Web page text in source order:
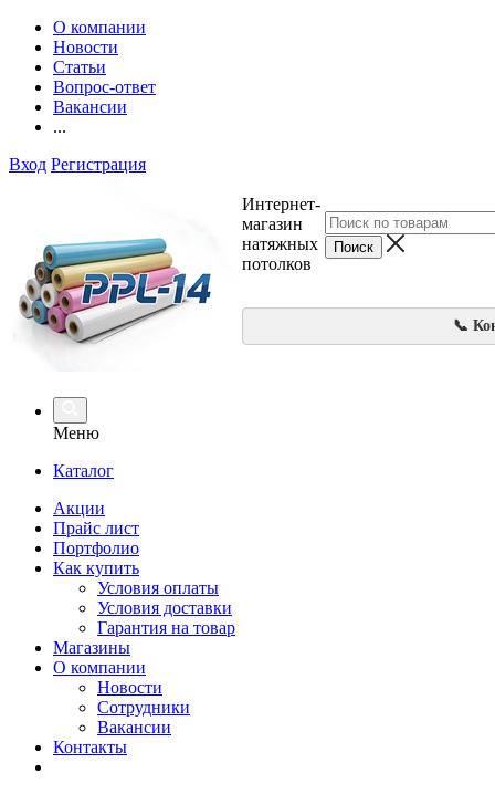
О компании
Новости
Статьи
Вопрос-ответ
Вакансии
...
Вход Регистрация
Интернет-
магазин
натяжных
потолков
📞
Меню
Каталог
Акции
Прайс лист
Портфолио
Как купить
Условия оплаты
Условия доставки
Гарантия на товар
Магазины
О компании
Новости
Сотрудники
Вакансии
Контакты